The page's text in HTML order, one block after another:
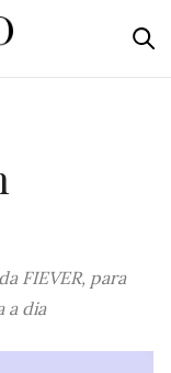
FIEVER, para
a dia